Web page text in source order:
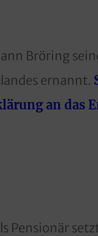
Bröring
ernannt.
an das
Pensionär